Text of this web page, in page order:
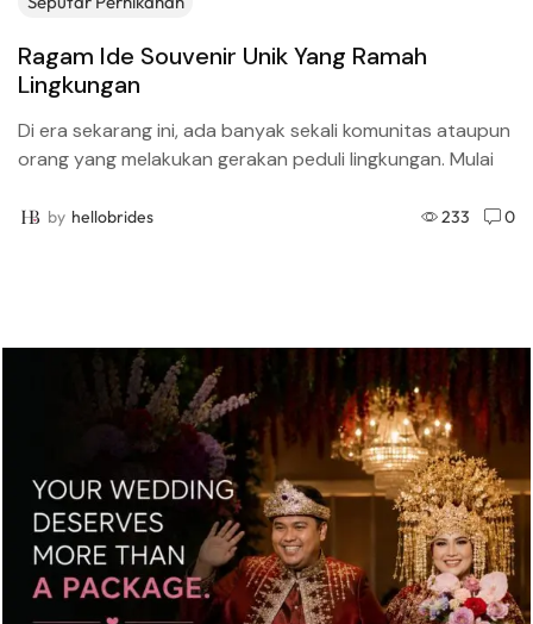
Ragam Ide Souvenir Unik Yang Ramah
Lingkungan
Di era sekarang ini, ada banyak sekali komunitas ataupun
orang yang melakukan gerakan peduli lingkungan. Mulai
sembarangan, mengurangi...
by hellobrides 233 0